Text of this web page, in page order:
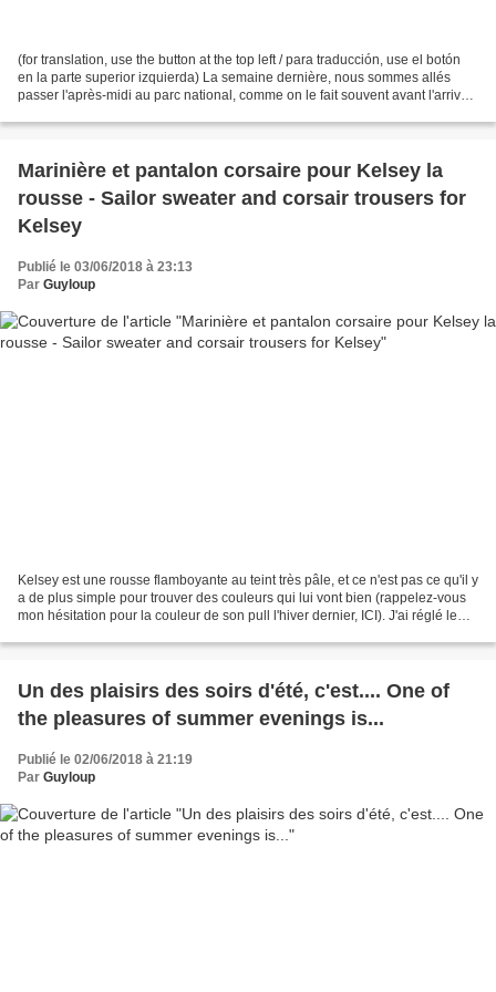
(for translation, use the button at the top left / para traducción, use el botón
en la parte superior izquierda) La semaine dernière, nous sommes allés
passer l'après-midi au parc national, comme on le fait souvent avant l'arrivée
Marinière et pantalon corsaire pour Kelsey la
rousse - Sailor sweater and corsair trousers for
Kelsey
Publié le 03/06/2018 à 23:13
Par Guyloup
Kelsey est une rousse flamboyante au teint très pâle, et ce n'est pas ce qu'il y
a de plus simple pour trouver des couleurs qui lui vont bien (rappelez-vous
mon hésitation pour la couleur de son pull l'hiver dernier, ICI). J'ai réglé le
Un des plaisirs des soirs d'été, c'est.... One of
the pleasures of summer evenings is...
Publié le 02/06/2018 à 21:19
Par Guyloup